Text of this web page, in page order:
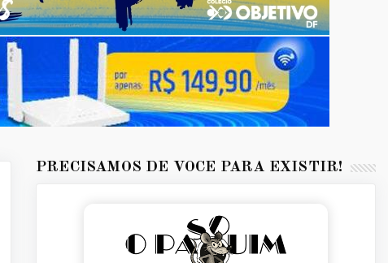
PRECISAMOS DE VOCÊ PARA EXISTIR!